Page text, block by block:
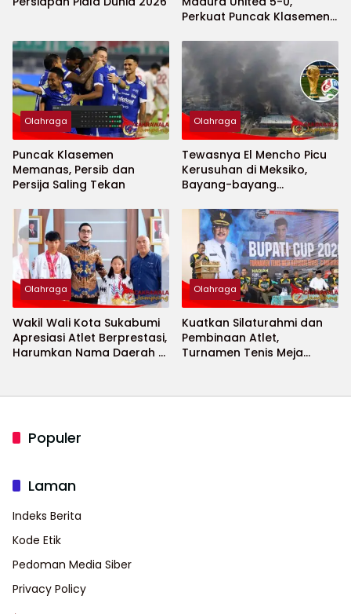
Perkuat Puncak Klasemen
Olahraga
Puncak Klasemen
Memanas, Persib dan
Persija Saling Tekan
Olahraga
Tewasnya El Mencho Picu
Kerusuhan di Meksiko,
Bayang-bayang
2026 Menguat
Olahraga
Wakil Wali Kota Sukabumi
Apresiasi Atlet Berprestasi,
Harumkan Nama Daerah di
Olahraga
Kuatkan Silaturahmi dan
Pembinaan Atlet,
Turnamen Tenis Meja
Populer
Laman
Indeks Berita
Kode Etik
Pedoman Media Siber
Privacy Policy